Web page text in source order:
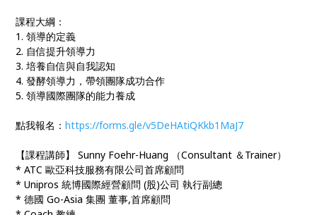
課程大綱：
1. 領導的定義
2. 自信提升領導力
3. 培養自信與自我認知
4. 發酵領導力，帶領團隊成功合作
5. 領導國際團隊的能力養成
點我報名：https://forms.gle/v5DeHAtiQKkb1MaJ7
【課程講師】 Sunny Foehr-Huang （Consultant ＆Trainer）
* ATC 歐亞科技服務有限公司首席顧問
* Unipros 統博國際經營顧問 (股)公司 執行副總
* 德國 Go-Asia 集團 董事,首席顧問